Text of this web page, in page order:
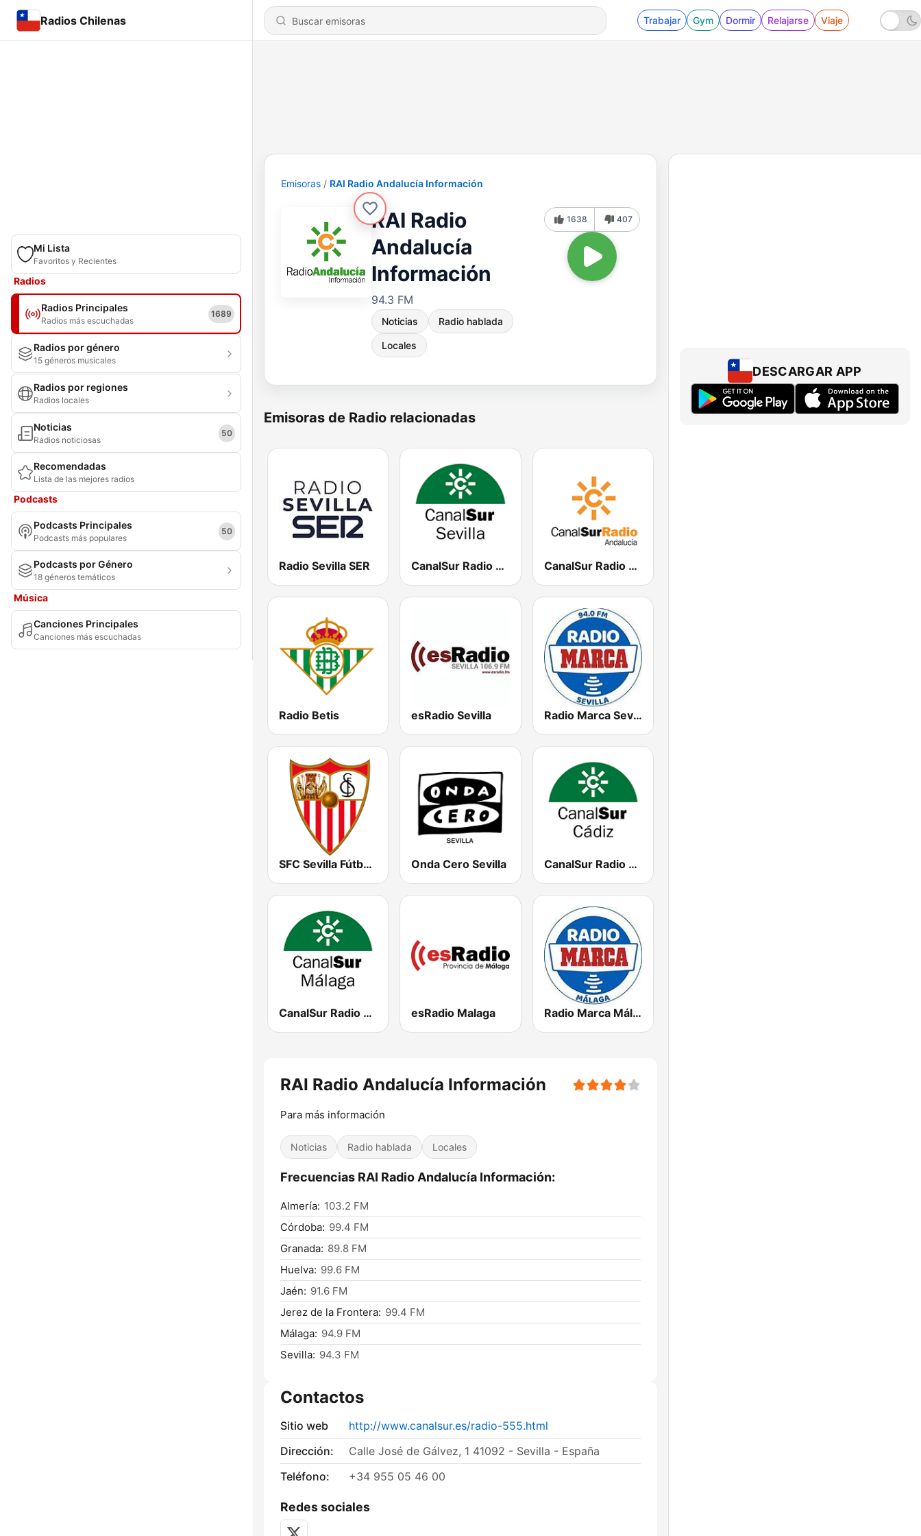
Radios Chilenas Trabajar Gym Dormir Relajarse Viaje
Mi Lista
Favoritos y Recientes
Radios
Radios Principales
Radios más escuchadas
1689
Radios por género
15 géneros musicales
Radios por regiones
Radios locales
Noticias
Radios noticiosas
50
Recomendadas
Lista de las mejores radios
Podcasts
Podcasts Principales
Podcasts más populares
50
Podcasts por Género
18 géneros temáticos
Música
Canciones Principales
Canciones más escuchadas
Emisoras RAI Radio Andalucía Información
RAI Radio
Andalucía
Información
94.3 FM
Noticias Radio hablada
Locales
1638 407
Emisoras de Radio relacionadas
Radio Sevilla SER CanalSur Radio Sevilla CanalSur Radio Andalucía
Radio Betis esRadio Sevilla Radio Marca Sevilla
SFC Sevilla Fútbol Club Radio 91.6 Onda Cero Sevilla CanalSur Radio Cádiz
CanalSur Radio Málaga esRadio Malaga Radio Marca Málaga
RAI Radio Andalucía Información
Para más información
Noticias Radio hablada Locales
Frecuencias RAI Radio Andalucía Información:
Almería: 103.2 FM
Córdoba: 99.4 FM
Granada: 89.8 FM
Huelva: 99.6 FM
Jaén: 91.6 FM
Jerez de la Frontera: 99.4 FM
Málaga: 94.9 FM
Sevilla: 94.3 FM
Contactos
Sitio web
http://www.canalsur.es/radio-555.html
Dirección:
Calle José de Gálvez, 1 41092 - Sevilla - España
Teléfono:
+34 955 05 46 00
Redes sociales
DESCARGAR APP